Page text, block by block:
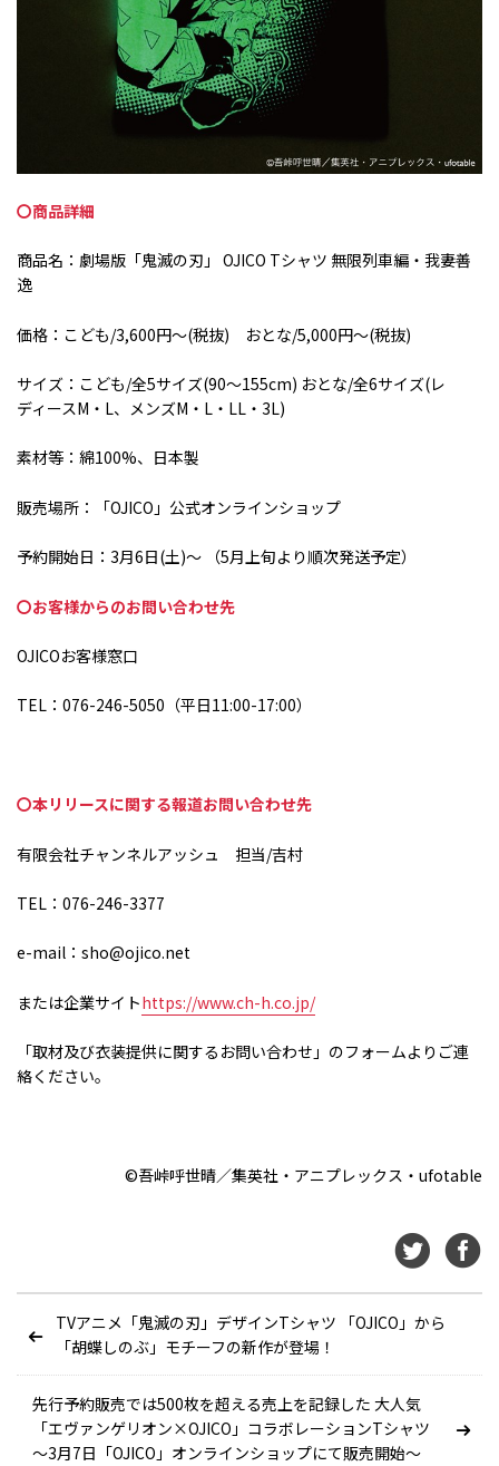
〇商品詳細
商品名：劇場版「鬼滅の刃」 OJICO Tシャツ 無限列車編・我妻善
逸
価格：こども/3,600円～(税抜) おとな/5,000円～(税抜)
サイズ：こども/全5サイズ(90～155cm) おとな/全6サイズ(レ
ディースM ・ L、メンズM ・ L ・ LL ・ 3L)
素材等：綿100%、日本製
販売場所：「OJICO 」公式オンラインショップ
予約開始日：3月6日(土)～ （5月上旬より順次発送予定）
〇お客様からのお問い合わせ先
OJICOお客様窓口
TEL：076-246-5050（平日11:00-17:00）
〇本リリースに関する報道お問い合わせ先
有限会社チャンネルアッシュ 担当/吉村
TEL：076-246-3377
e-mail：sho@ojico.net
または企業サイトhttps://www.ch-h.co.jp/
「取材及び衣装提供に関するお問い合わせ」のフォームよりご連
絡ください。
©吾峠呼世晴／集英社・アニプレックス・ ufotable
TVアニメ「鬼滅の刃」デザインTシャツ 「OJICO」から
「胡蝶しのぶ」モチーフの新作が登場！
先行予約販売では500枚を超える売上を記録した 大人気
「エヴァンゲリオン×OJICO」コラボレーションTシャツ
～3月7日「OJICO」オンラインショップにて販売開始～